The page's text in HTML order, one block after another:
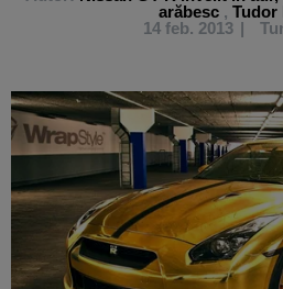
arăbesc , Tudor
14 feb. 2013